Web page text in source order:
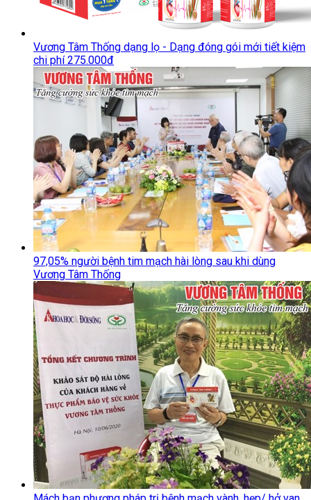
Vương Tâm Thống dạng lọ - Dạng đóng gói mới tiết kiệm
chi phí 275.000đ
97,05% người bệnh tim mạch hài lòng sau khi dùng
Vương Tâm Thống